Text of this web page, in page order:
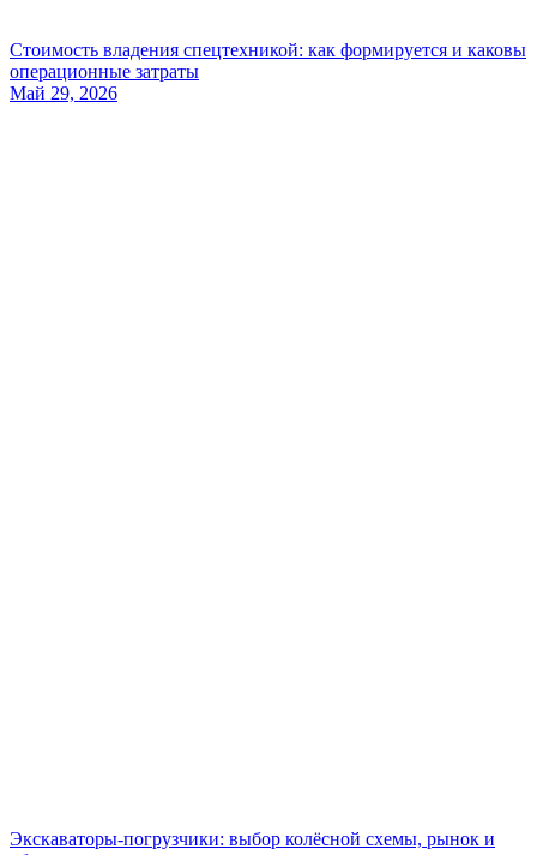
Стоимость владения спецтехникой: как формируется и каковы
операционные затраты
Май 29, 2026
Экскаваторы-погрузчики: выбор колёсной схемы, рынок и